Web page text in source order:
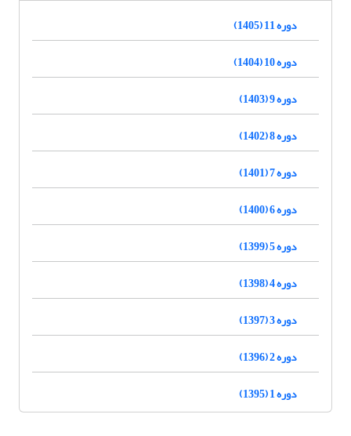
دوره 11 (1405)
دوره 10 (1404)
دوره 9 (1403)
دوره 8 (1402)
دوره 7 (1401)
دوره 6 (1400)
دوره 5 (1399)
دوره 4 (1398)
دوره 3 (1397)
دوره 2 (1396)
دوره 1 (1395)